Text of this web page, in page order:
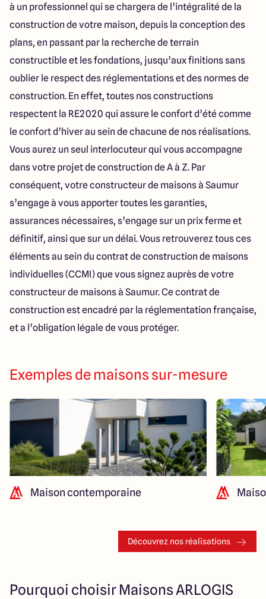
à un professionnel qui se chargera de l’intégralité de la
construction de votre maison, depuis la conception des
plans, en passant par la recherche de terrain
constructible et les fondations, jusqu’aux finitions sans
oublier le respect des réglementations et des normes de
construction. En effet, toutes nos constructions
respectent la RE2020 qui assure le confort d’été comme
le confort d’hiver au sein de chacune de nos réalisations.
Vous aurez un seul interlocuteur qui vous accompagne
dans votre projet de construction de A à Z. Par
conséquent, votre constructeur de maisons à Saumur
s’engage à vous apporter toutes les garanties,
assurances nécessaires, s’engage sur un prix ferme et
définitif, ainsi que sur un délai. Vous retrouverez tous ces
éléments au sein du contrat de construction de maisons
individuelles (CCMI) que vous signez auprès de votre
constructeur de maisons à Saumur. Ce contrat de
construction est encadré par la réglementation française,
et a l’obligation légale de vous protéger.
Exemples de maisons sur-mesure
Maison contemporaine
Découvrez nos réalisations
Pourquoi choisir Maisons ARLOGIS